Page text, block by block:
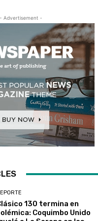
- Advertisement -
130 termina en
Coquimbo Unido